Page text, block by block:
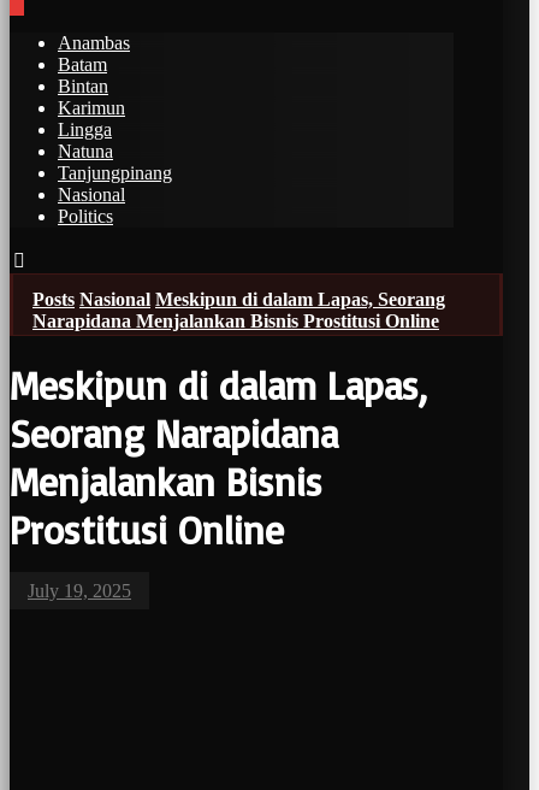
Anambas
Batam
Bintan
Karimun
Lingga
Natuna
Tanjungpinang
Nasional
Politics
Posts Nasional Meskipun di dalam Lapas, Seorang
Narapidana Menjalankan Bisnis Prostitusi Online
Meskipun di dalam Lapas,
Seorang Narapidana
Menjalankan Bisnis
Prostitusi Online
July 19, 2025